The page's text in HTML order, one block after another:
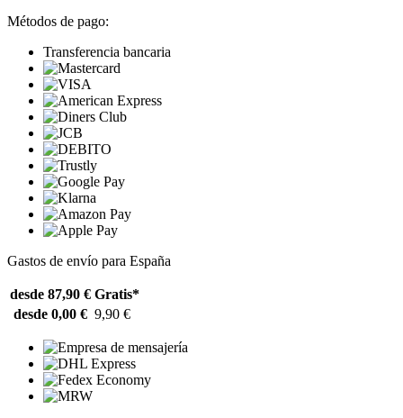
Métodos de pago:
Transferencia bancaria
Gastos de envío para España
desde 87,90 € Gratis*
desde 0,00 € 9,90 €